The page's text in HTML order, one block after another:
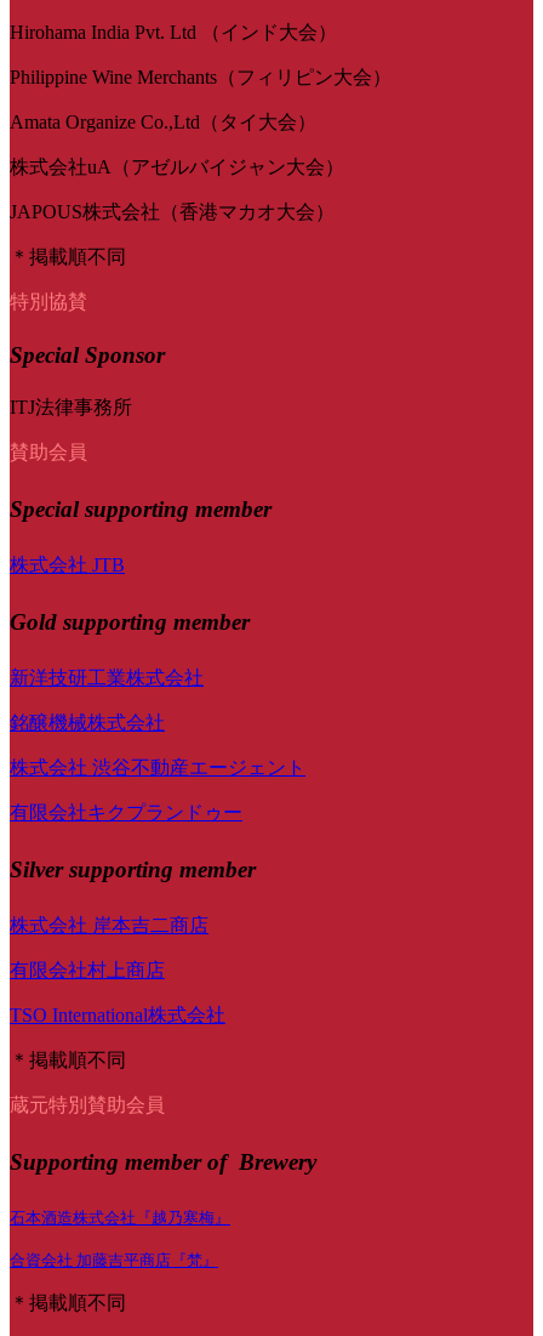
Hirohama India Pvt. Ltd （インド大会）
Philippine Wine Merchants（フィリピン大会）
Amata Organize Co.,Ltd（タイ大会）
株式会社uA（アゼルバイジャン大会）
JAPOUS株式会社（香港マカオ大会）
＊掲載順不同
特別協賛
Special Sponsor
ITJ法律事務所
賛助会員
Specialsupporting member
株式会社 JTB
Gold supporting member
新洋技研工業株式会社
銘醸機械株式会社
株式会社 渋谷不動産エージェント
有限会社キクプランドゥー
Silver supporting member
株式会社 岸本吉二商店
有限会社村上商店
TSO International株式会社
＊掲載順不同
蔵元特別賛助会員
Supporting member of Brewery
石本酒造株式会社『越乃寒梅』
合資会社 加藤吉平商店『梵』
＊掲載順不同